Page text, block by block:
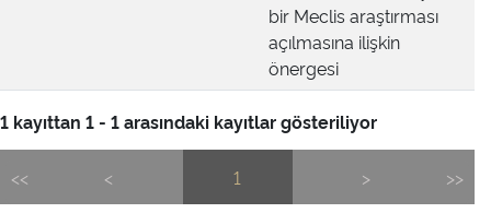
bir Meclis araştırması
açılmasına ilişkin
önergesi
1 kayıttan 1 - 1 arasındaki kayıtlar gösteriliyor
<< < 1 > >>